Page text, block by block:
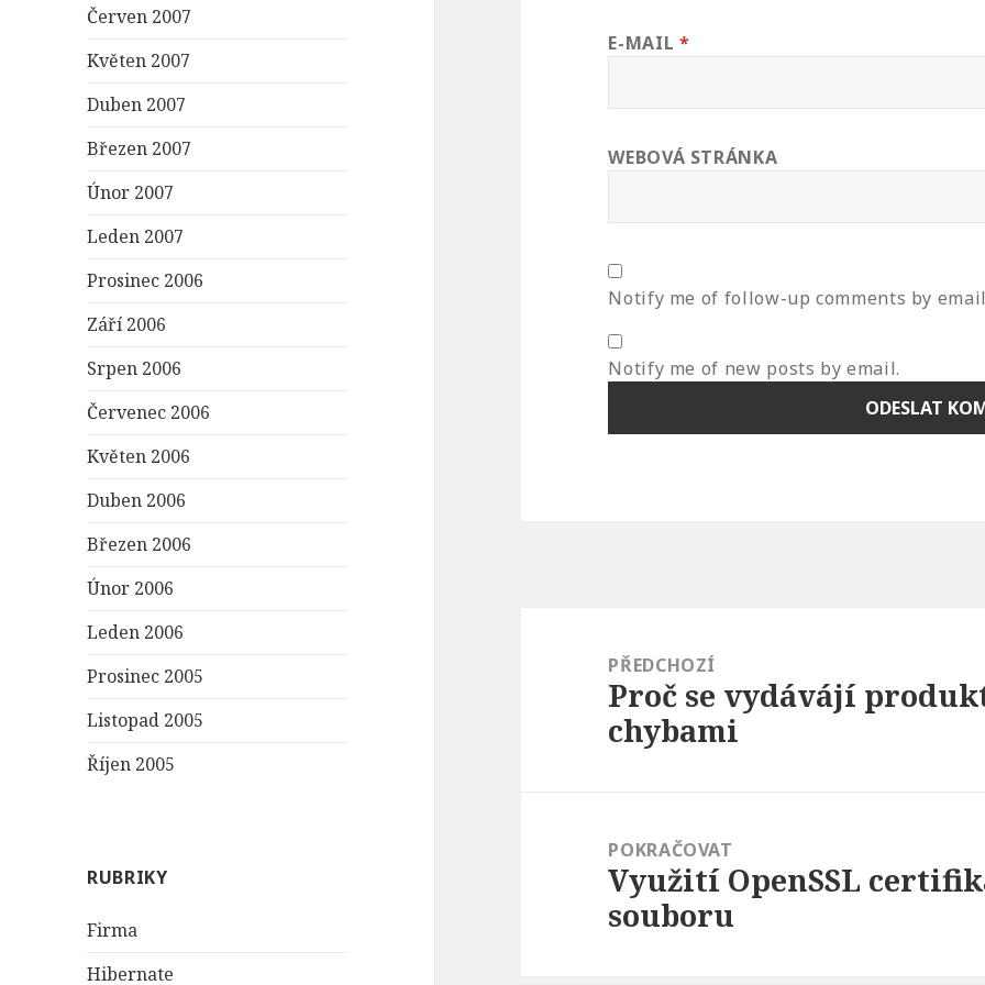
Červen 2007
Květen 2007
Duben 2007
Březen 2007
Únor 2007
Leden 2007
Prosinec 2006
Září 2006
Srpen 2006
Červenec 2006
Květen 2006
Duben 2006
Březen 2006
Únor 2006
Leden 2006
Prosinec 2005
Listopad 2005
Říjen 2005
RUBRIKY
Firma
Hibernate
E-MAIL *
WEBOVÁ STRÁNKA
Notify me of follow-up comments by
Notify me of new posts by email.
příspěvek
PŘEDCHOZÍ
Předchozí
příspěvek:
Proč se vydávájí
chybami
POKRAČOVAT
Následující
příspěvek:
Využití OpenSSL
souboru